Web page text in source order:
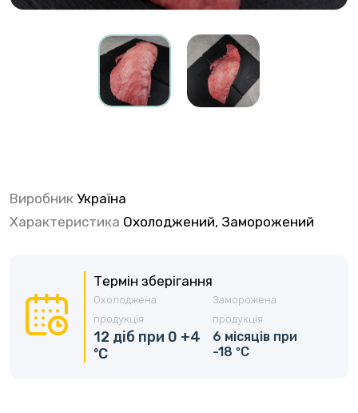
Виробник Україна
Характеристика Охолоджений, Заморожений
Термін зберігання
Охолоджена
продукція
12 діб при 0 +4
ºС
Заморожена
продукція
6 місяців при
-18 ºС